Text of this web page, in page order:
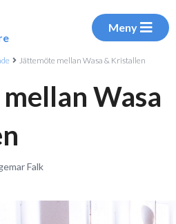
Meny
Jättemöte mellan Wasa & Kristallen
Wasa
Falk